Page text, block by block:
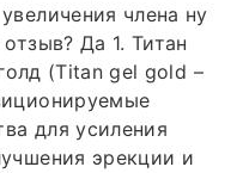
члена ну
Да 1. Титан
(Titan gel gold –
для усиления
эрекции и